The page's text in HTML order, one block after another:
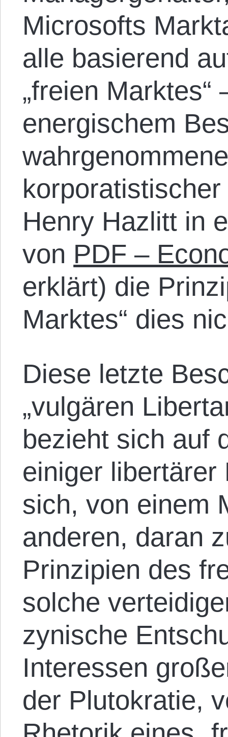
Microsofts
alle basierend
„freien Marktes“
energischem
Henry Hazlitt in
von PDF –
erklärt) die
Marktes“ dies
Diese letzte
„vulgären
bezieht sich auf
einiger libertärer
sich, von einem
anderen, daran
Prinzipien des
solche
zynische
Interessen
der Plutokratie,